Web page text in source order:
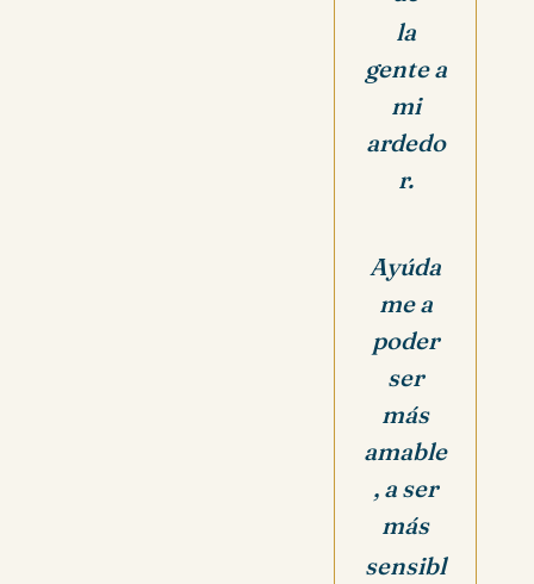
la
gente a
mi
ardedo
r.
Ayúda
me a
poder
ser
más
amable
, a ser
más
sensibl